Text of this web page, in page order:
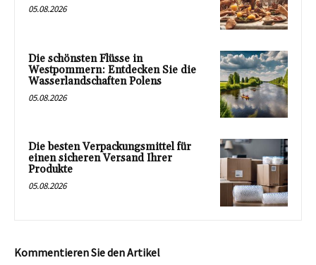
05.08.2026
Die schönsten Flüsse in
Westpommern: Entdecken Sie die
Wasserlandschaften Polens
05.08.2026
Die besten Verpackungsmittel für
einen sicheren Versand Ihrer
Produkte
05.08.2026
Kommentieren Sie den Artikel